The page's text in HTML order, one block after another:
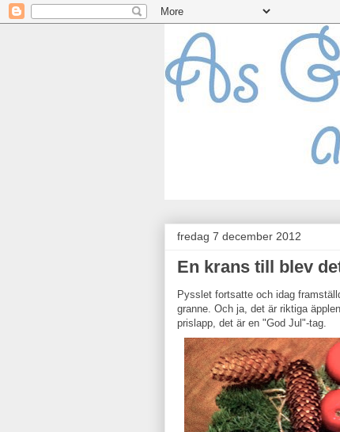
fredag 7 december 2012
En krans till blev
Pysslet fortsatte och idag
granne. Och ja, det är riktiga
prislapp, det är en "God Jul"-tag.